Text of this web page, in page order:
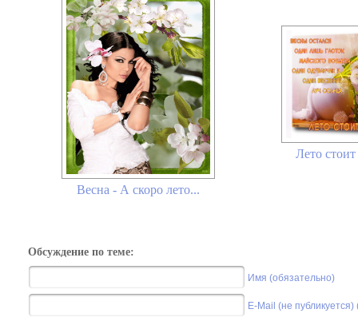
Весна - А скоро лето...
Лето
Обсуждение по теме:
Имя (обязательно)
E-Mail (не